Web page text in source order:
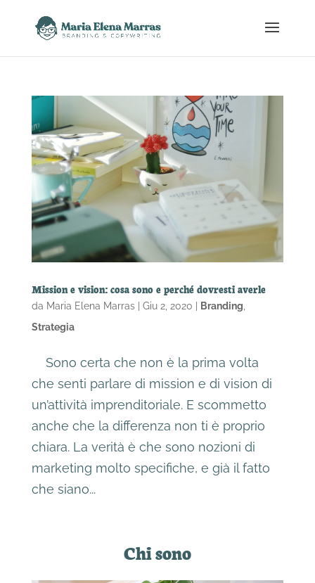
Mission e vision: cosa sono e perché dovresti averle
da Maria Elena Marras| Giu 2, 2020 Branding,
Strategia
Sono certa che non è la prima volta
che senti parlare di mission e di vision di
un’attività imprenditoriale. E scommetto
anche che la differenza non ti è proprio
chiara. La verità è che sono nozioni di
marketing molto specifiche, e già il fatto
che siano...
Chi sono